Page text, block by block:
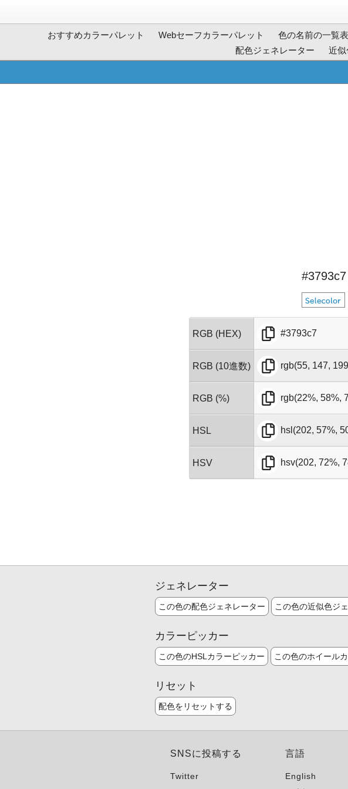
おすすめカラーパレット Webセーフカラーパレット 色の名前の一覧表
配色ジェネレーター
近似
RGB (HEX) #3793c7
RGB (10進数) rgb(55, 147,
RGB (%) rgb(22%, 58%,
HSL hsl(202, 57%,
HSV hsv(202, 72%,
ジェネレーター
この色の配色ジェネレーター この色の近似色ジ
カラーピッカー
この色のHSLカラーピッカー この色のホイール
リセット
配色をリセットする
SNSに投稿する
Twitter
言語
English